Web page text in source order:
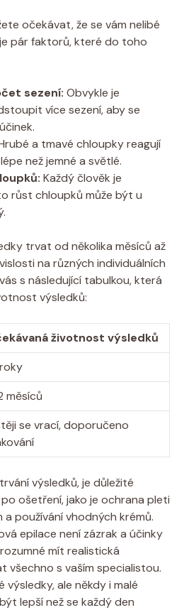
očekávat, že se vám nelibé
pár faktorů, které do toho
sezení: Obvykle je
více sezení, aby se
a tmavé chloupky reagují
než jemné a světlé.
Každý člověk je
růst chloupků může být u
trvat od několika měsíců až
na různých individuálních
s následující tabulkou, která
výsledků:
životnost výsledků
měsíců
se vrací, doporučeno
výsledků, je důležité
ošetření, jako je ochrana pleti
používání vhodných krémů.
epilace není zázrak a účinky
mít realistická
všechno s vaším specialistou.
výsledky, ale někdy i malé
lepší než se každý den